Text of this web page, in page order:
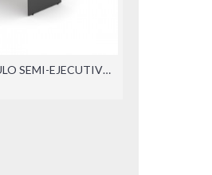
MODULO SEMI-EJECUTIVO LOGAN ECO (DER./IZQ.)